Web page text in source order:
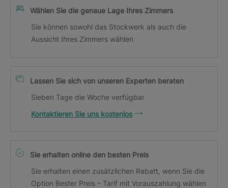
Wählen Sie die genaue Lage Ihres Zimmers
Sie können sowohl das Stockwerk als auch die
Aussicht Ihres Zimmers wählen
Lassen Sie sich von unseren Experten beraten
Sieben Tage die Woche verfügbar
Kontaktieren Sie uns kostenlos
Sie erhalten online den besten Preis
Sie erhalten einen zusätzlichen Rabatt, wenn Sie die
Option Bester Preis – Tarif mit Vorauszahlung wählen